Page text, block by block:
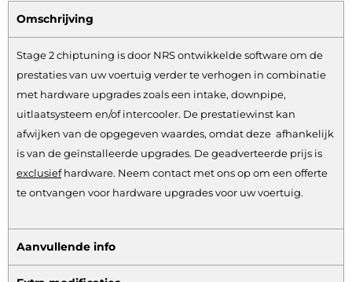
Omschrijving
Stage 2 chiptuning is door NRS ontwikkelde software om de
prestaties van uw voertuig verder te verhogen in combinatie
met hardware upgrades zoals een intake, downpipe,
uitlaatsysteem en/of intercooler. De prestatiewinst kan
afwijken van de opgegeven waardes, omdat deze afhankelijk
is van de geïnstalleerde upgrades. De geadverteerde prijs is
exclusiefhardware. Neem contact met ons op om een offerte
te ontvangen voor hardware upgrades voor uw voertuig.
Aanvullende info